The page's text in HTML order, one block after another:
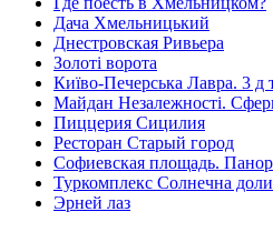
Дача Хмельницький
Днестровская Ривьера
Золоті ворота
Київо-Печерська Лавра. 3 д
Майдан Незалежності.
Пиццерия Сицилия
Ресторан Старый город
Софиевская площадь.
Туркомплекс Солнечна
Эрней лаз